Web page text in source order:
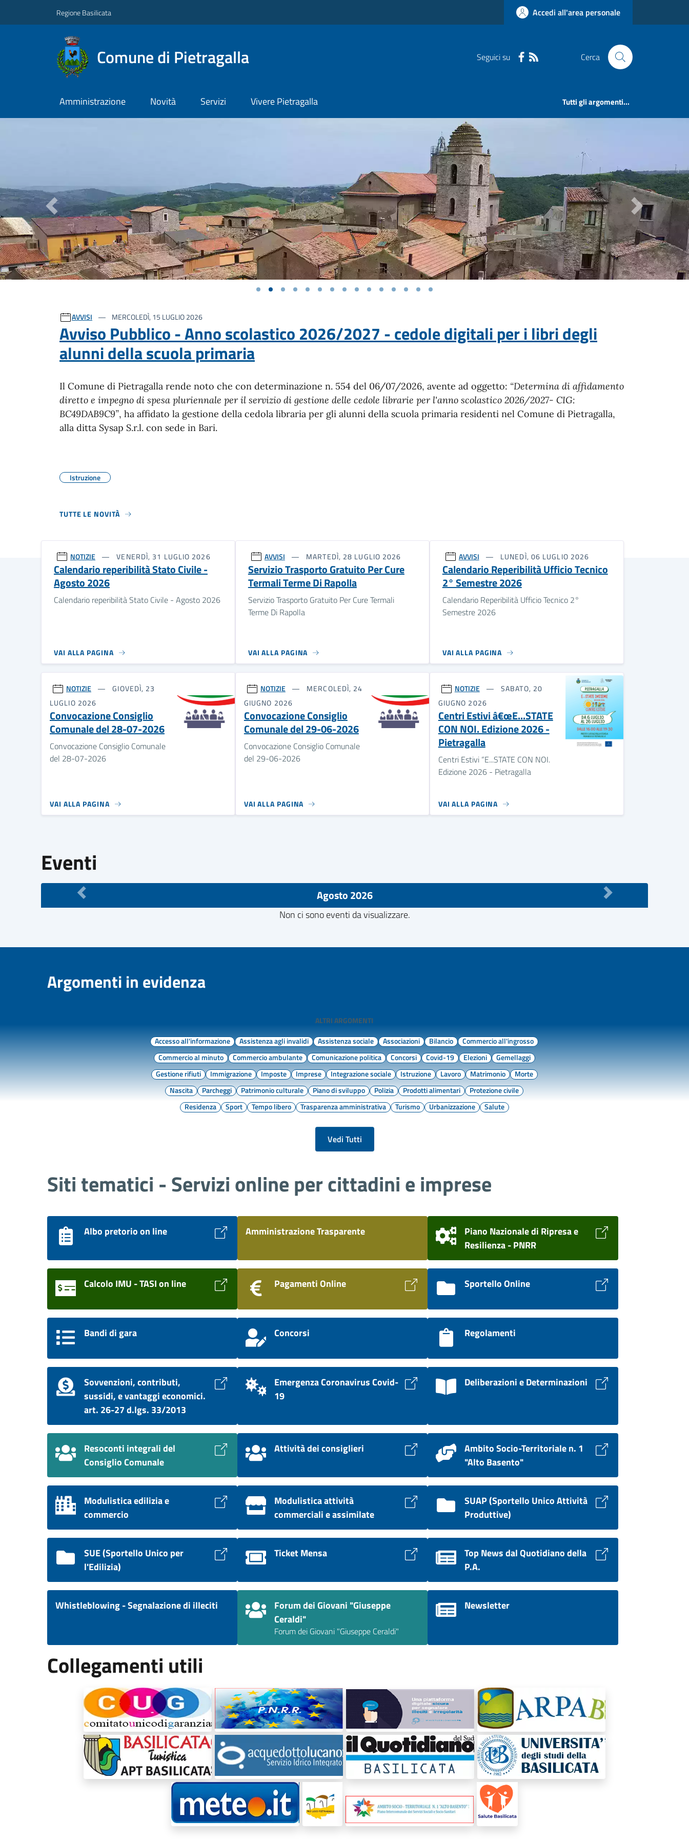
Regione Basilicata Accedi all'area personale
Comune di Pietragalla Seguici su Cerca
Amministrazione Novità Servizi Vivere Pietragalla Tutti gli argomenti...
Previous Next
Ultime notizie
AVVISI MERCOLEDÌ, 15 LUGLIO 2026
Avviso Pubblico - Anno scolastico 2026/2027 - cedole digitali per i libri degli
alunni della scuola primaria
Il Comune di Pietragalla rende noto che con determinazione n. 554 del 06/07/2026, avente ad oggetto: “Determina di affidamento
diretto e impegno di spesa pluriennale per il servizio di gestione delle cedole librarie per l'anno scolastico 2026/2027- CIG:
BC49DAB9C9”, ha affidato la gestione della cedola libraria per gli alunni della scuola primaria residenti nel Comune di Pietragalla,
alla ditta Sysap S.r.l. con sede in Bari.
Istruzione
TUTTE LE NOVITÀ
NOTIZIE VENERDÌ, 31 LUGLIO 2026
Calendario reperibilità Stato Civile -
Agosto 2026
Calendario reperibilità Stato Civile - Agosto 2026
VAI ALLA PAGINA
AVVISI MARTEDÌ, 28 LUGLIO 2026
Servizio Trasporto Gratuito Per Cure
Termali Terme Di Rapolla
Servizio Trasporto Gratuito Per Cure Termali
Terme Di Rapolla
VAI ALLA PAGINA
AVVISI LUNEDÌ, 06 LUGLIO 2026
Calendario Reperibilità Ufficio Tecnico
2° Semestre 2026
Calendario Reperibilità Ufficio Tecnico 2°
Semestre 2026
VAI ALLA PAGINA
NOTIZIE
GIOVEDÌ, 23
LUGLIO 2026
Convocazione Consiglio
Comunale del 28-07-2026
Convocazione Consiglio Comunale
del 28-07-2026
VAI ALLA PAGINA
NOTIZIE
MERCOLEDÌ, 24
GIUGNO 2026
Convocazione Consiglio
Comunale del 29-06-2026
Convocazione Consiglio Comunale
del 29-06-2026
VAI ALLA PAGINA
NOTIZIE
SABATO, 20
GIUGNO 2026
Centri Estivi â€œE...STATE
CON NOI. Edizione 2026 -
Pietragalla
Centri Estivi “E...STATE CON NOI.
Edizione 2026 - Pietragalla
VAI ALLA PAGINA
Eventi
Agosto 2026
Non ci sono eventi da visualizzare.
Argomenti in evidenza
ALTRI ARGOMENTI
Accesso all'informazione
Assistenza agli invalidi Assistenza sociale Associazioni Bilancio
Commercio all'ingrosso
Commercio al minuto
Commercio ambulante Comunicazione politica Concorsi Covid-19 Elezioni
Gemellaggi
Gestione rifiuti
Immigrazione Imposte Imprese Integrazione sociale Istruzione Lavoro Matrimonio
Morte
Nascita
Parcheggi Patrimonio culturale Piano di sviluppo Polizia Prodotti alimentari
Protezione civile
Residenza
Sport Tempo libero Trasparenza amministrativa Turismo Urbanizzazione Salute
Vedi Tutti
Siti tematici - Servizi online per cittadini e imprese
Albo pretorio on line Amministrazione Trasparente
Piano Nazionale di Ripresa e
Resilienza - PNRR
Calcolo IMU - TASI on line Pagamenti Online Sportello Online
Bandi di gara Concorsi Regolamenti
Sovvenzioni, contributi,
sussidi, e vantaggi economici.
art. 26-27 d.lgs. 33/2013
Emergenza Coronavirus Covid-
19
Deliberazioni e Determinazioni
Resoconti integrali del
Consiglio Comunale
Attività dei consiglieri
Ambito Socio-Territoriale n. 1
"Alto Basento"
Modulistica edilizia e
commercio
Modulistica attività
commerciali e assimilate
SUAP (Sportello Unico Attività
Produttive)
SUE (Sportello Unico per
l'Edilizia)
Ticket Mensa
Top News dal Quotidiano della
P.A.
Whistleblowing - Segnalazione di illeciti
Forum dei Giovani "Giuseppe
Ceraldi"
Forum dei Giovani "Giuseppe Ceraldi"
Newsletter
Collegamenti utili